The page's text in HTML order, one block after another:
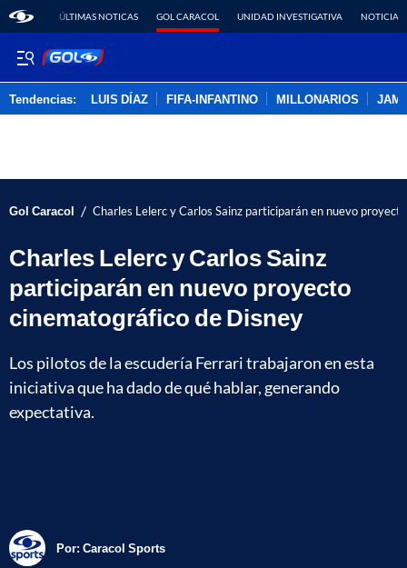
ÚLTIMAS NOTICAS GOL CARACOL UNIDAD INVESTIGATIVA NOTICIAS
Tendencias: LUIS DÍAZ FIFA-INFANTINO MILLONARIOS
Gol Caracol / Charles Lelerc y Carlos Sainz participarán en nuevo
Charles Lelerc y Carlos Sainz
participarán en nuevo proyecto
cinematográfico de Disney
Los pilotos de la escudería Ferrari trabajaron en esta
iniciativa que ha dado de qué hablar, generando
expectativa.
Por: Caracol Sports